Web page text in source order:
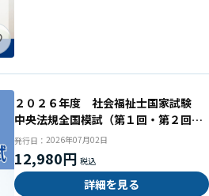
２０２６年度 社会福祉士国家試験
中央法規全国模試（第１回・第２回セ
ット）
発行日： 2026年07月02日
12,980円
詳細を見る